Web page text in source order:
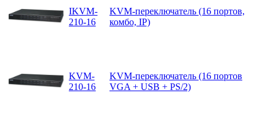
IKVM-
210-16
KVM-переключатель (16 портов,
комбо, IP)
KVM-
210-16
KVM-переключатель (16 портов
VGA + USB + PS/2)